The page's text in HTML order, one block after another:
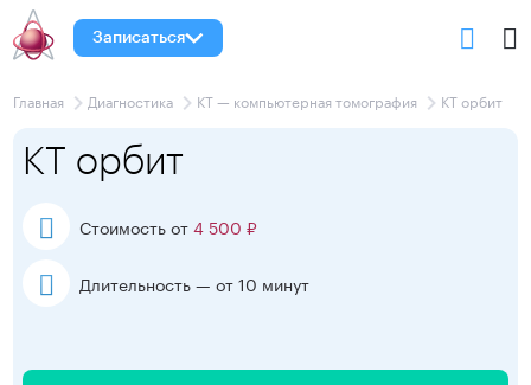
Записаться
Главная Диагностика КТ — компьютерная томография КТ орбит
КТ орбит
Стоимость от4 500 ₽
Длительность — от 10 минут